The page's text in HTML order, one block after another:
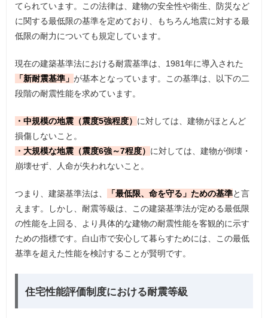
てられています。この法律は、建物の安全性や衛生、防災など
に関する最低限の基準を定めており、もちろん地震に対する最
低限の耐力についても規定しています。
現在の建築基準法における耐震基準は、1981年に導入された
「新耐震基準」が基本となっています。この基準は、以下の二
段階の耐震性能を求めています。
・中規模の地震（震度5強程度） に対しては、建物がほとんど
損傷しないこと。
・大規模な地震（震度6強～7程度） に対しては、建物が倒壊・
崩壊せず、人命が失われないこと。
つまり、建築基準法は、 「最低限、命を守る」ための基準と言
えます。しかし、耐震等級は、この建築基準法が定める最低限
の性能を上回る、より具体的な建物の耐震性能を客観的に示す
ための指標です。白山市で安心して暮らすためには、この最低
基準を超えた性能を検討することが賢明です。
住宅性能評価制度における耐震等級